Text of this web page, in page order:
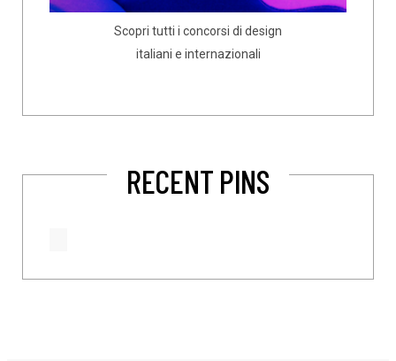
Scopri tutti i concorsi di design
italiani e internazionali
RECENT PINS